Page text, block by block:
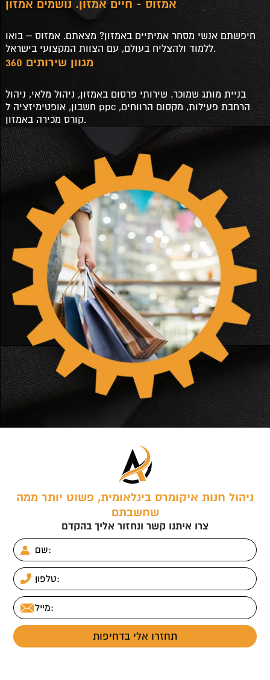
אמזוס - חיים אמזון. נושמים אמזון
חיפשתם אנשי מסחר אמיתיים באמזון? מצאתם. אמזוס – בואו
ללמוד ולהצליח בעולם, עם הצוות המקצועי בישראל.
מגוון שירותים 360
בניית מותג שמוכר. שירותי פרסום באמזון, ניהול מלאי, ניהול
חשבון, אופטימיזציה ל ppc הרחבת פעילות, מקסום הרווחים,
קורס מכירה באמזון.
ניהול חנות איקומרס בינלאומית, פשוט יותר ממה
שחשבתם
צרו איתנו קשר ונחזור אליך בהקדם